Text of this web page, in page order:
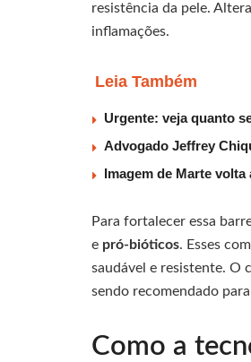
resistência da pele.
inflamações.
Leia Também
Urgente: veja quanto
Advogado Jeffrey
Imagem de Marte
Para fortalecer essa
e pró-bióticos. Esses
saudável e resistente. O
sendo recomendado
Como a